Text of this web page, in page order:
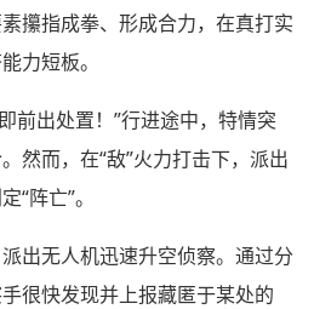
攥指成拳、形成合力，在真打实
力短板。
前出处置！”行进途中，特情突
然而，在“敌”火力打击下，派出
“阵亡”。
出无人机迅速升空侦察。通过分
很快发现并上报藏匿于某处的